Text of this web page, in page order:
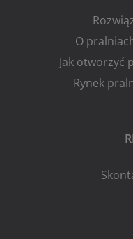
O
Jak otworzyć
Rynek